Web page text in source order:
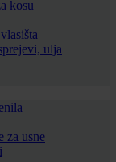
kosu
ulja
za usne